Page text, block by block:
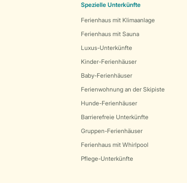
Spezielle Unterkünfte
Ferienhaus mit Klimaanlage
Ferienhaus mit Sauna
Luxus-Unterkünfte
Kinder-Ferienhäuser
Baby-Ferienhäuser
Ferienwohnung an der Skipiste
Hunde-Ferienhäuser
Barrierefreie Unterkünfte
Gruppen-Ferienhäuser
Ferienhaus mit Whirlpool
Pflege-Unterkünfte